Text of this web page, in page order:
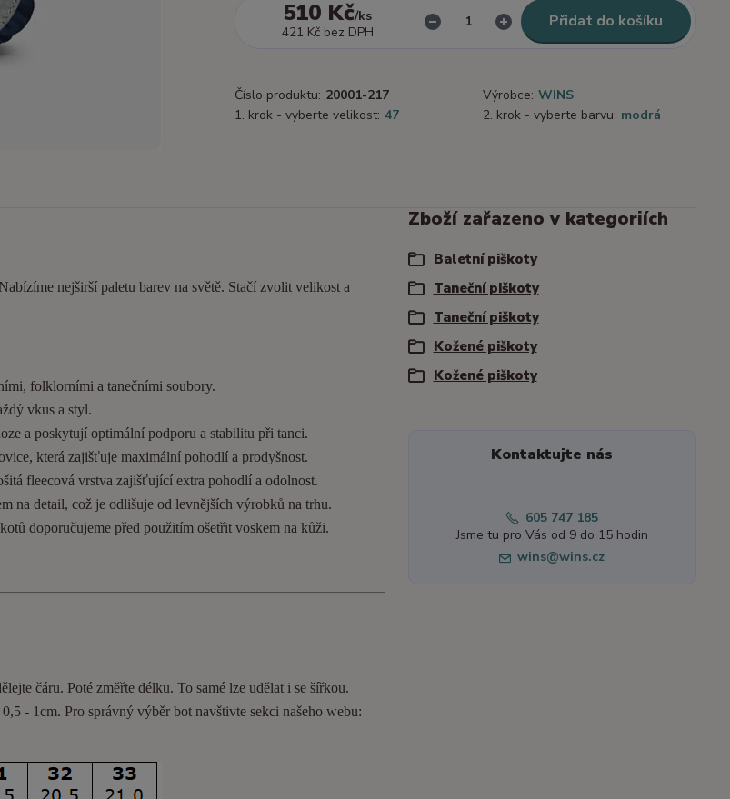
510 Kč/ks
421 Kč bez DPH
Přidat do košíku
Číslo produktu: 20001-217 Výrobce: WINS
1. krok - vyberte velikost: 47 2. krok - vyberte barvu: modrá
nejširší paletu barev na světě. Stačí zvolit velikost a
folklorními a tanečními soubory.
vkus a styl.
a poskytují optimální podporu a stabilitu při tanci.
která zajišťuje maximální pohodlí a prodyšnost.
fleecová vrstva zajišťující extra pohodlí a odolnost.
na detail, což je odlišuje od levnějších výrobků na trhu.
doporučujeme před použitím ošetřit voskem na kůži.
čáru. Poté změřte délku. To samé lze udělat i se šířkou.
- 1cm. Pro správný výběr bot navštivte sekci našeho webu:
Zboží zařazeno v kategoriích
Baletní piškoty
Taneční piškoty
Taneční piškoty
Kožené piškoty
Kožené piškoty
Kontaktujte nás
605 747 185
Jsme tu pro Vás od 9 do 15 hodin
wins@wins.cz